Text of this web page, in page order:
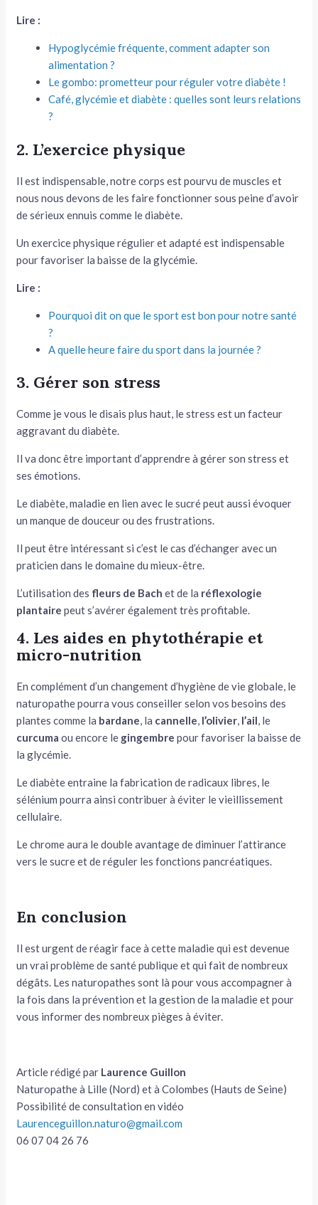
Lire :
Hypoglycémie fréquente, comment adapter son
alimentation ?
Le gombo: prometteur pour réguler votre diabète !
Café, glycémie et diabète : quelles sont leurs relations
?
2. L’exercice physique
Il est indispensable, notre corps est pourvu de muscles et
nous nous devons de les faire fonctionner sous peine d’avoir
de sérieux ennuis comme le diabète.
Un exercice physique régulier et adapté est indispensable
pour favoriser la baisse de la glycémie.
Lire :
Pourquoi dit on que le sport est bon pour notre santé
?
A quelle heure faire du sport dans la journée ?
3. Gérer son stress
Comme je vous le disais plus haut, le stress est un facteur
aggravant du diabète.
Il va donc être important d’apprendre à gérer son stress et
ses émotions.
Le diabète, maladie en lien avec le sucré peut aussi évoquer
un manque de douceur ou des frustrations.
Il peut être intéressant si c’est le cas d’échanger avec un
praticien dans le domaine du mieux-être.
L’utilisation des fleurs de Bach et de la réflexologie
plantaire peut s’avérer également très profitable.
4. Les aides en phytothérapie et
micro-nutrition
En complément d’un changement d’hygiène de vie globale, le
naturopathe pourra vous conseiller selon vos besoins des
plantes comme la bardane, la cannelle, l’olivier, l’ail, le
curcuma ou encore le gingembre pour favoriser la baisse de
la glycémie.
Le diabète entraine la fabrication de radicaux libres, le
sélénium pourra ainsi contribuer à éviter le vieillissement
cellulaire.
Le chrome aura le double avantage de diminuer l’attirance
vers le sucre et de réguler les fonctions pancréatiques.
En conclusion
Il est urgent de réagir face à cette maladie qui est devenue
un vrai problème de santé publique et qui fait de nombreux
dégâts. Les naturopathes sont là pour vous accompagner à
la fois dans la prévention et la gestion de la maladie et pour
vous informer des nombreux pièges à éviter.
Article rédigé par Laurence Guillon
Naturopathe à Lille (Nord) et à Colombes (Hauts de Seine)
Possibilité de consultation en vidéo
Laurenceguillon.naturo@gmail.com
06 07 04 26 76